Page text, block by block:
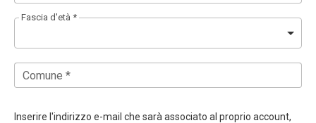
Fascia d'età *
Comune *
Inserire l'indirizzo e-mail che sarà associato al proprio account,